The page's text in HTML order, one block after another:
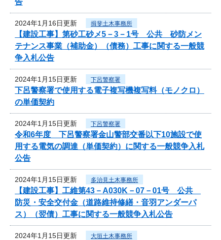
2024年1月16日更新 揖斐土木事務所
【建設工事】第砂工砂メ5－3－1号 公共 砂防メン
テナンス事業（補助金）（債務）工事に関する一般競
争入札公告
2024年1月15日更新 下呂警察署
下呂警察署で使用する電子複写機複写料（モノクロ）
の単価契約
2024年1月15日更新 下呂警察署
令和6年度 下呂警察署金山警部交番以下10施設で使
用する電気の調達（単価契約）に関する一般競争入札
公告
2024年1月15日更新 多治見土木事務所
【建設工事】工維第43－A030K－07－01号 公共
防災・安全交付金（道路維持修繕・音羽アンダーパ
ス）（翌債）工事に関する一般競争入札公告
2024年1月15日更新 大垣土木事務所